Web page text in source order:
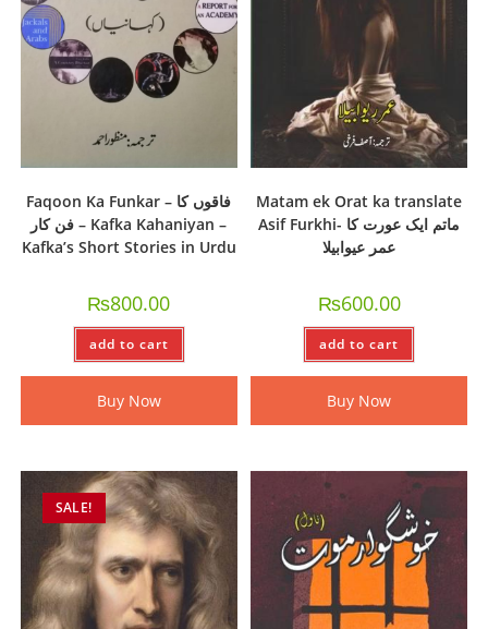
Faqoon Ka Funkar – فاقوں کا
فن کار – Kafka Kahaniyan –
Kafka’s Short Stories in Urdu
₨800.00
add to cart
Buy Now
Matam ek Orat ka translate
Asif Furkhi- ماتم ایک عورت کا
عمر عیوابیلا
₨600.00
add to cart
Buy Now
SALE!